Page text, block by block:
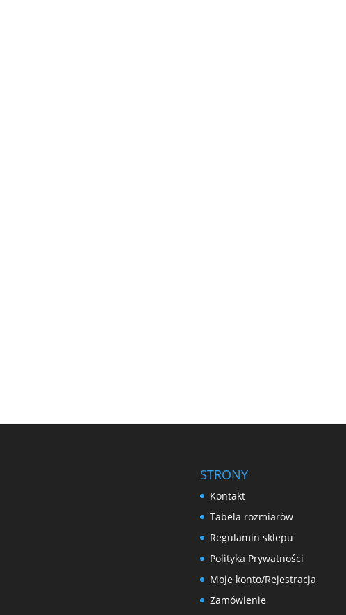
STRONY
Kontakt
Tabela rozmiarów
Regulamin sklepu
Polityka Prywatności
Moje konto/Rejestracja
Zamówienie